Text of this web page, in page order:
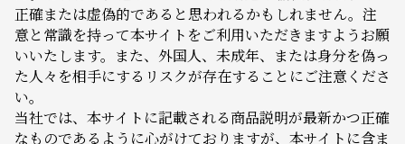
正確または虚偽的であると思われるかもしれません。注
意と常識を持って本サイトをご利用いただきますようお願
いいたします。また、外国人、未成年、または身分を偽っ
た人々を相手にするリスクが存在することにご注意くださ
い。
当社では、本サイトに記載される商品説明が最新かつ正確
なものであるように心がけておりますが、本サイトに含ま